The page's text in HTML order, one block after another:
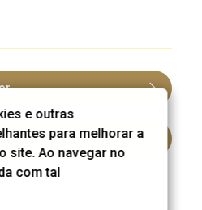
e outras
para melhorar a
site. Ao navegar no
com tal